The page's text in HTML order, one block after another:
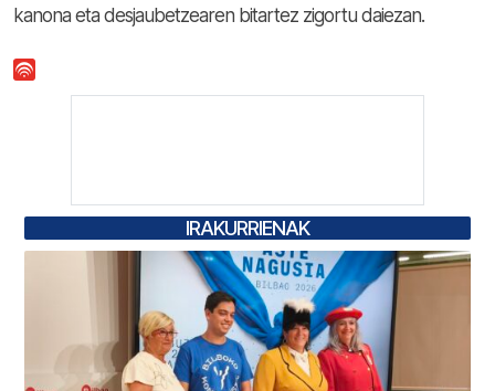
kanona eta desjaubetzearen bitartez zigortu daiezan.
IRAKURRIENAK